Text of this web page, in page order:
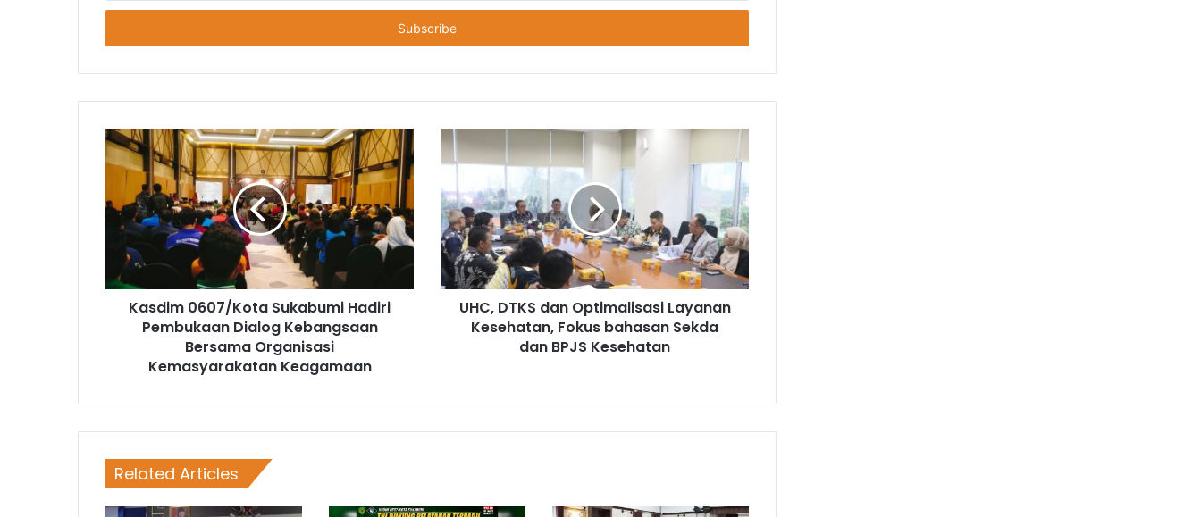
Anda
Kasdim 0607/Kota Sukabumi Hadiri
Pembukaan Dialog Kebangsaan
Bersama Organisasi
Kemasyarakatan Keagamaan
UHC, DTKS dan Optimalisasi Layanan
Kesehatan, Fokus bahasan Sekda
dan BPJS Kesehatan
Related Articles